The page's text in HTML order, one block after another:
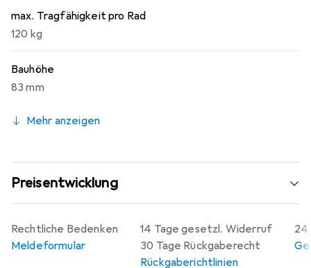
max. Tragfähigkeit pro Rad
120 kg
Bauhöhe
83 mm
Mehr anzeigen
Preisentwicklung
14 Tage gesetzl. Widerruf
30 Tage Rückgaberecht
Rückgaberichtlinien
24
Rechtliche Bedenken
Meldeformular